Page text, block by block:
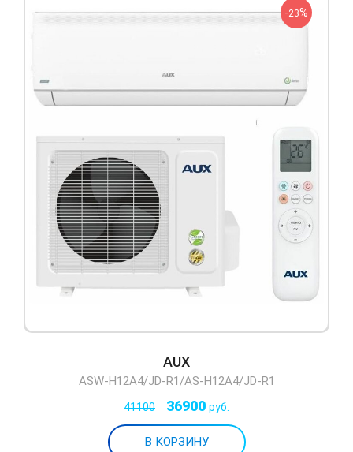
-23%
AUX
ASW-H12A4/JD-R1/AS-H12A4/JD-R1
41100 36900 руб.